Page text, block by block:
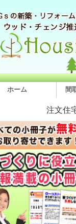
ホーム 間
注文住